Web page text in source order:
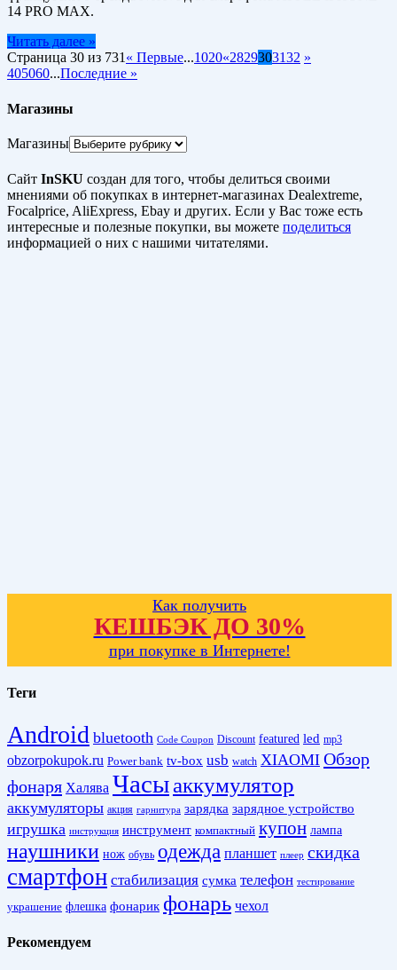
14 PRO MAX.
Читать далее »
Страница 30 из 731« Первые...1020«2829303132 »
405060...Последние »
Магазины
Магазины
Сайт InSKU создан для того, чтобы делиться своими
мнениями об покупках в интернет-магазинах Dealextreme,
Focalprice, AliExpress, Ebay и других. Если у Вас тоже есть
интересные и полезные покупки, вы можете поделиться
информацией о них с нашими читателями.
Как получить
КЕШБЭК ДО 30%
при покупке в Интернете!
Теги
Android bluetooth Code Coupon Discount featured led mp3
obzorpokupok.ru Power bank tv-box usb watch XIAOMI Обзор
фонаря Халява Часыаккумулятор
аккумуляторы акция гарнитура зарядка зарядное устройство
игрушка инструкция инструмент компактный купон лампа
наушники нож обувь одежда планшет плеер скидка
смартфон стабилизация сумка телефон тестирование
украшение флешка фонарик фонарь чехол
Рекомендуем